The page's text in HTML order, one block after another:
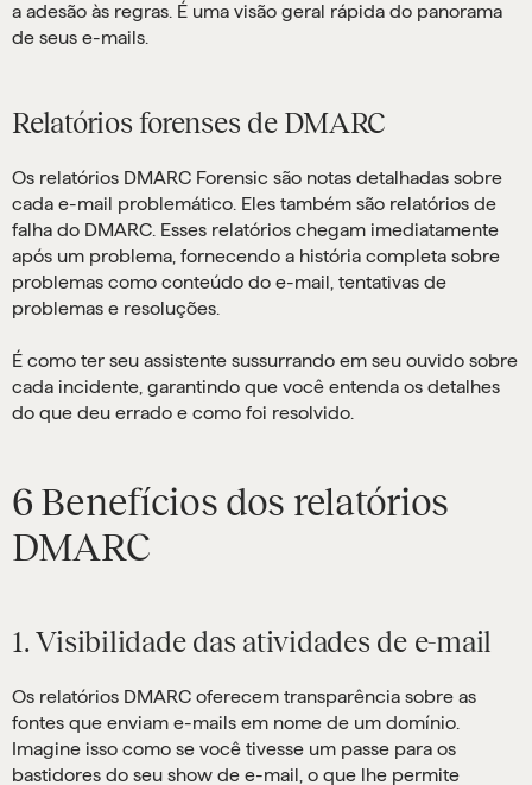
a adesão às regras. É uma visão geral rápida do panorama
de seus e-mails.
Relatórios forenses de DMARC
Os relatórios DMARC Forensic são notas detalhadas sobre
cada e-mail problemático. Eles também são relatórios de
falha do DMARC. Esses relatórios chegam imediatamente
após um problema, fornecendo a história completa sobre
problemas como conteúdo do e-mail, tentativas de
problemas e resoluções.
É como ter seu assistente sussurrando em seu ouvido sobre
cada incidente, garantindo que você entenda os detalhes
do que deu errado e como foi resolvido.
6 Benefícios dos relatórios
DMARC
1. Visibilidade das atividades de e-mail
Os relatórios DMARC oferecem transparência sobre as
fontes que enviam e-mails em nome de um domínio.
Imagine isso como se você tivesse um passe para os
bastidores do seu show de e-mail, o que lhe permite